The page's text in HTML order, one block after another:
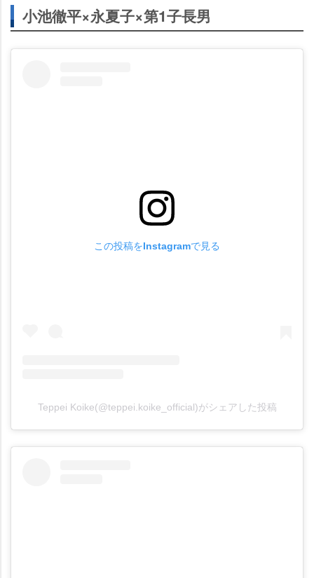
小池徹平×永夏子×第1子長男
この投稿をInstagramで見る
Teppei Koike(@teppei.koike_official)がシェアした投稿